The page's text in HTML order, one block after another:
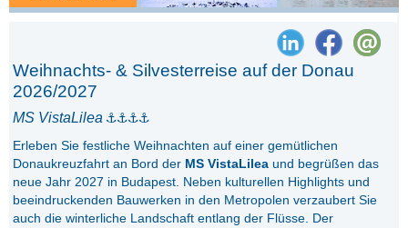
Weihnachts- & Silvesterreise auf der Donau
2026/2027
MS VistaLilea
Erleben Sie festliche Weihnachten auf einer gemütlichen
Donaukreuzfahrt an Bord der MS VistaLilea und begrüßen das
neue Jahr 2027 in Budapest. Neben kulturellen Highlights und
beeindruckenden Bauwerken in den Metropolen verzaubert Sie
auch die winterliche Landschaft entlang der Flüsse. Der